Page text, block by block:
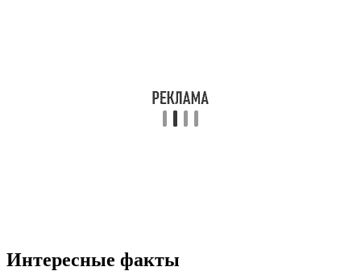
Интересные факты